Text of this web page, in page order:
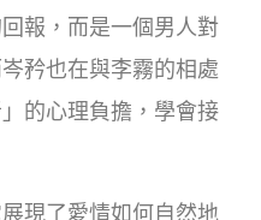
報，而是一個男人對
矜也在與李霧的相處
的心理負擔，學會接
現了愛情如何自然地